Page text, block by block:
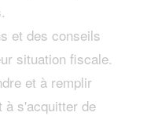
et des conseils
situation fiscale.
et à remplir
à s'acquitter de